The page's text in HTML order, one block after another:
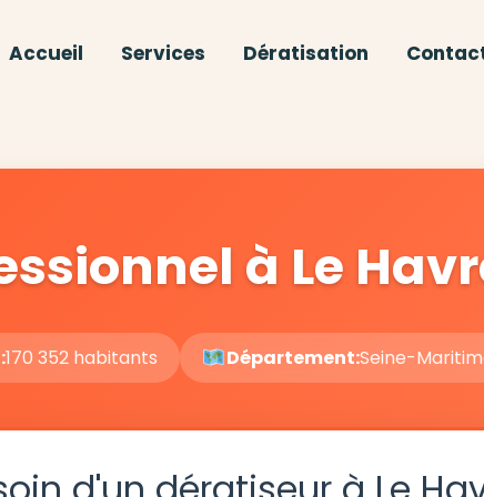
Accueil Services Dératisation
à Le
170 352 habitants Département:Seine-